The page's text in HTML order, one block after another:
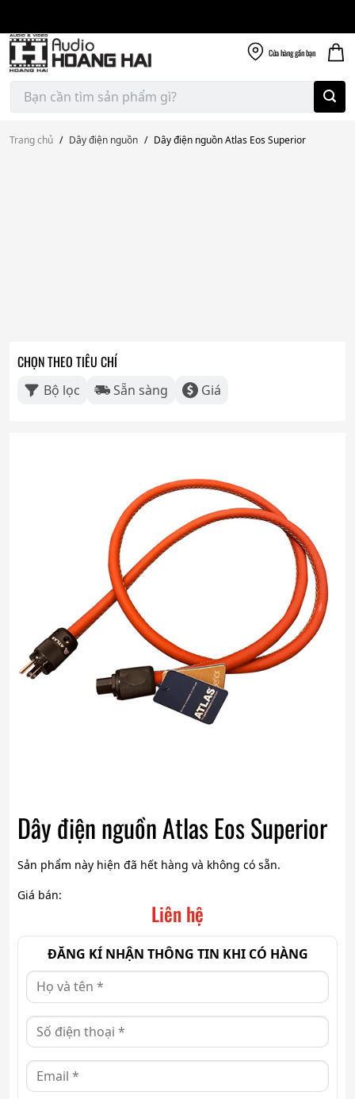
content
Cửa hànggần bạn
Tìm
kiếm:
Trang chủ / Dây điện nguồn / Dây điện nguồn Atlas Eos Superior
CHỌN THEO TIÊU CHÍ
Bộ lọc Sẵn sàng Giá
Dây điện nguồn Atlas Eos Superior
Sản phẩm này hiện đã hết hàng và không có sẵn.
Giá bán:
Liên hệ
ĐĂNG KÍ NHẬN THÔNG TIN KHI CÓ HÀNG